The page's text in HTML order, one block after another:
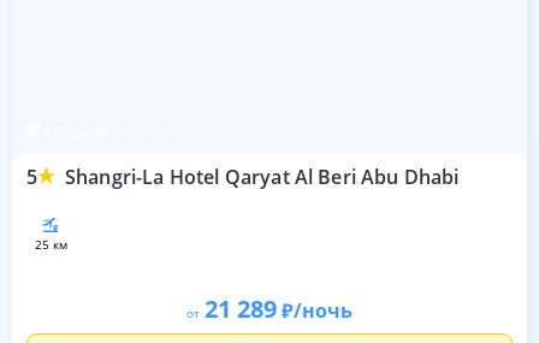
5 Shangri-La Hotel Qaryat Al Beri Abu Dhabi
25 км
от 21 289 /ночь